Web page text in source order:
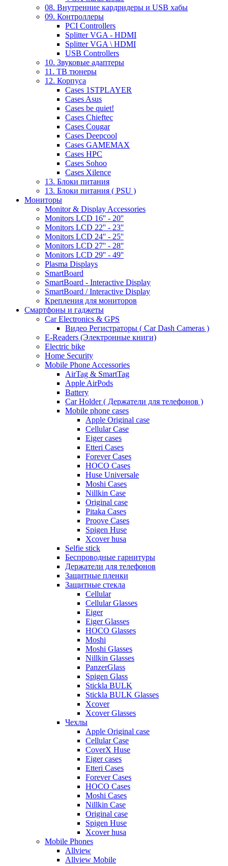
08. Внутренние кардридеры и USB хабы
09. Контроллеры
PCI Controllers
Splitter VGA - HDMI
Splitter VGA \ HDMI
USB Controllers
10. Звуковые адаптеры
11. ТВ тюнеры
12. Корпуса
Cases 1STPLAYER
Cases Asus
Cases be quiet!
Cases Chieftec
Cases Cougar
Cases Deepcool
Cases GAMEMAX
Cases HPC
Cases Sohoo
Cases Xilence
13. Блоки питания
13. Блоки питания ( PSU )
Мониторы
Monitor & Display Accessories
Monitors LCD 16'' - 20''
Monitors LCD 22'' - 23''
Monitors LCD 24'' - 25''
Monitors LCD 27'' - 28''
Monitors LCD 29'' - 49''
Plasma Displays
SmartBoard
SmartBoard - Interactive Display
SmartBoard / Interactive Display
Крепления для мониторов
Смартфоны и гаджеты
Car Electronics & GPS
Видео Регистраторы ( Car Dash Cameras )
E-Readers (Электронные книги)
Electric bike
Home Security
Mobile Phone Accessories
AirTag & SmartTag
Apple AirPods
Battery
Car Holder ( Держатели для телефонов )
Mobile phone cases
Apple Original case
Cellular Case
Eiger cases
Etteri Cases
Forever Cases
HOCO Cases
Huse Universale
Moshi Cases
Nillkin Case
Original case
Pitaka Cases
Proove Cases
Spigen Huse
Xcover husa
Selfie stick
Беспроводные гарнитуры
Держатели для телефонов
Защитные пленки
Защитные стекла
Cellular
Cellular Glasses
Eiger
Eiger Glasses
HOCO Glasses
Moshi
Moshi Glasses
Nillkin Glasses
PanzerGlass
Spigen Glass
Stickla BULK
Stickla BULK Glasses
Xcover
Xcover Glasses
Чехлы
Apple Original case
Cellular Case
CoverX Huse
Eiger cases
Etteri Cases
Forever Cases
HOCO Cases
Moshi Cases
Nillkin Case
Original case
Spigen Huse
Xcover husa
Mobile Phones
Allview
Allview Mobile